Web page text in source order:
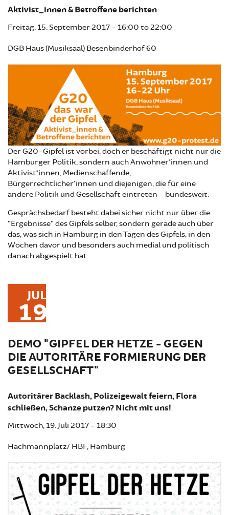
Aktivist_innen & Betroffene berichten
Freitag, 15. September 2017 - 16:00 to22:00
DGB Haus (Musiksaal) Besenbinderhof 60
Der G20-Gipfel ist vorbei, doch er beschäftigt nicht nur die
Hamburger Politik, sondern auch Anwohner*innen und
Aktivist*innen, Medienschaffende,
Bürgerrechtlicher*innen und diejenigen, die für eine
andere Politik und Gesellschaft eintreten - bundesweit.
Gesprächsbedarf besteht dabei sicher nicht nur über die
“Ergebnisse“ des Gipfels selber, sondern gerade auch über
das, was sich in Hamburg in den Tagen des Gipfels, in den
Wochen davor und besonders auch medial und politisch
danach abgespielt hat.
JUL
19
DEMO "GIPFEL DER HETZE - GEGEN
DIE AUTORITÄRE FORMIERUNG DER
GESELLSCHAFT"
Autoritärer Backlash, Polizeigewalt feiern, Flora
schließen, Schanze putzen? Nicht mit uns!
Mittwoch, 19. Juli 2017 - 18:30
Hachmannplatz/ HBF, Hamburg